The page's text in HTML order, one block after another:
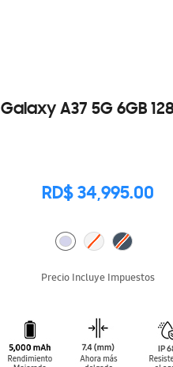
Galaxy A37 5G 6GB
RD$ 34,995.00
Precio Incluye Impuestos